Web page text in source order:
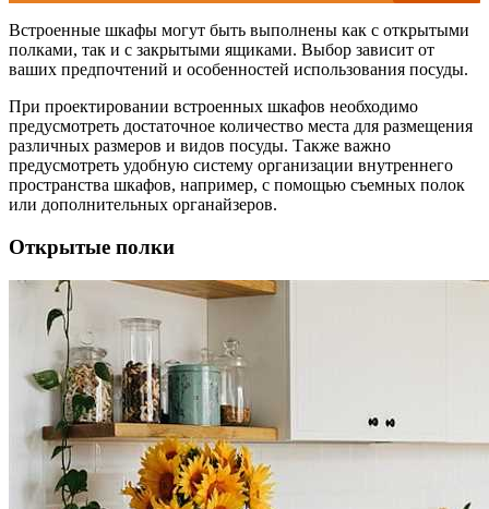
Встроенные шкафы могут быть выполнены как с открытыми
полками, так и с закрытыми ящиками. Выбор зависит от
ваших предпочтений и особенностей использования посуды.
При проектировании встроенных шкафов необходимо
предусмотреть достаточное количество места для размещения
различных размеров и видов посуды. Также важно
предусмотреть удобную систему организации внутреннего
пространства шкафов, например, с помощью съемных полок
или дополнительных органайзеров.
Открытые полки